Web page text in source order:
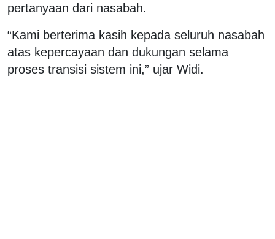
pertanyaan dari nasabah.
“Kami berterima kasih kepada seluruh nasabah
atas kepercayaan dan dukungan selama
proses transisi sistem ini,” ujar Widi.